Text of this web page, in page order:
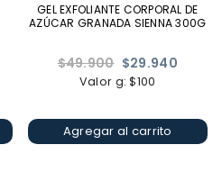
GEL EXFOLIANTE CORPORAL DE
AZÚCAR GRANADA SIENNA 300G
Precio
habitual
$49.900 $29.940
Valor g: $100
Agregar al carrito